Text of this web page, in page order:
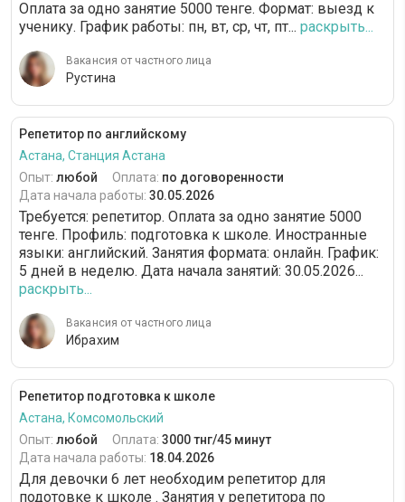
Оплата за одно занятие 5000 тенге. Формат: выезд к
ученику. График работы: пн, вт, ср, чт, пт... раскрыть...
Вакансия от частного лица
Рустина
Репетитор по английскому
Астана, Станция Астана
Опыт: любой Оплата: по договоренности
Дата начала работы: 30.05.2026
Требуется: репетитор. Оплата за одно занятие 5000
тенге. Профиль: подготовка к школе. Иностранные
языки: английский. Занятия формата: онлайн. График:
5 дней в неделю. Дата начала занятий: 30.05.2026...
раскрыть...
Вакансия от частного лица
Ибрахим
Репетитор подготовка к школе
Астана, Комсомольский
Опыт: любой Оплата: 3000 тнг/45 минут
Дата начала работы: 18.04.2026
Для девочки 6 лет необходим репетитор для
подотовке к школе . Занятия у репетитора по